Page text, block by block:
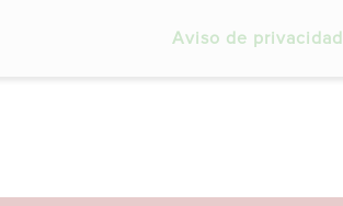
Aviso de privacidad